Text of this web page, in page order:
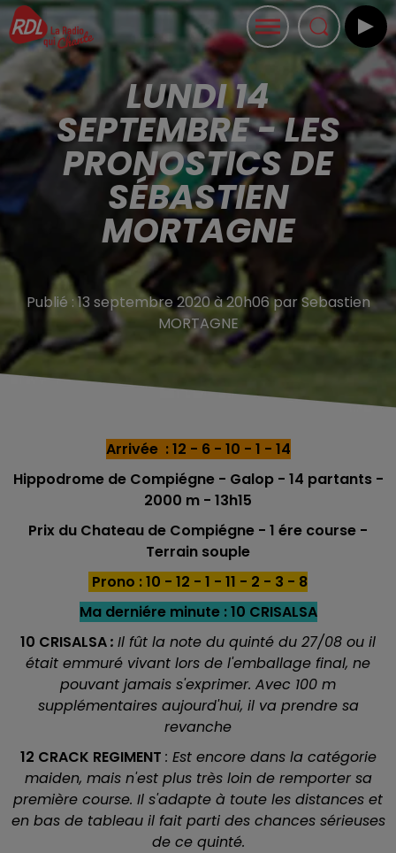
LUNDI 14
SEPTEMBRE - LES
PRONOSTICS DE
SÉBASTIEN
MORTAGNE
Publié : 13 septembre 2020 à 20h06 par Sebastien
MORTAGNE
Arrivée : 12 - 6 - 10 - 1 - 14
Hippodrome de Compiégne - Galop - 14 partants -
2000 m - 13h15
Prix du Chateau de Compiégne - 1 ére course -
Terrain souple
Prono : 10 - 12 - 1 - 11 - 2 - 3 - 8
Ma derniére minute : 10 CRISALSA
10 CRISALSA: Il fût la note du quinté du 27/08 ou il
était emmuré vivant lors de l'emballage final, ne
pouvant jamais s'exprimer. Avec 100 m
supplémentaires aujourd'hui, il va prendre sa
revanche
12 CRACK REGIMENT : Est encore dans la catégorie
maiden, mais n'est plus très loin de remporter sa
première course. Il s'adapte à toute les distances et
en bas de tableau il fait parti des chances sérieuses
de ce quinté.